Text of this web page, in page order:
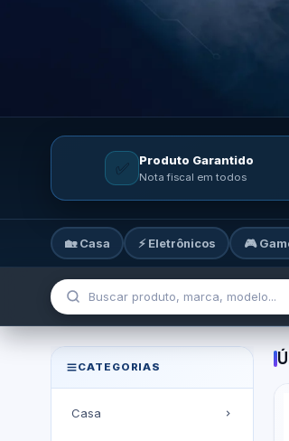
✅ Produto Garantido
Nota fiscal em todos
🏡 Casa ⚡ Eletrônicos 🎮
MicroTi — Sua loja
CATEGORIAS
Casa